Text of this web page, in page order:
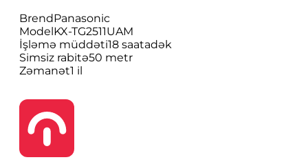
BrendPanasonic
ModelKX-TG2511UAM
İşləmə müddəti18 saatadək
Simsiz rabitə50 metr
Zəmanət1 il